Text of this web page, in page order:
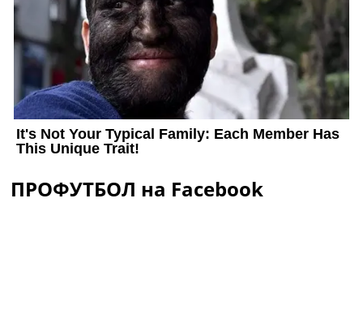
ПРОФУТБОЛ на Facebook